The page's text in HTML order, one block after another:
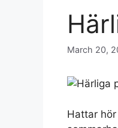
March 20,
Hattar